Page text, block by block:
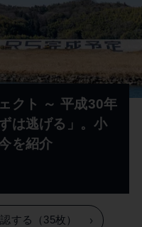
クト ～ 平成30年
は逃げる」。小
を紹介
する（35枚）